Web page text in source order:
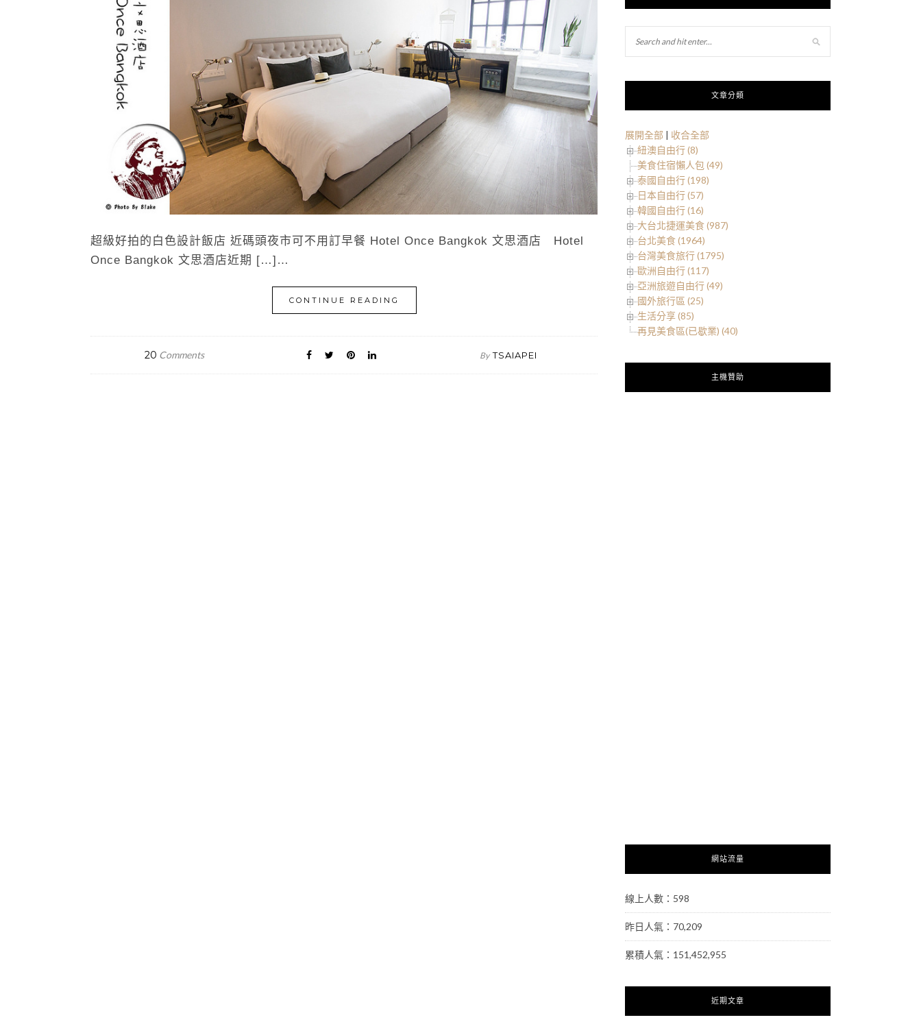
超級好拍的白色設計飯店 近碼頭夜市可不用訂早餐 Hotel Once Bangkok 文思酒店 Hotel
Once Bangkok 文思酒店近期 […]…
CONTINUE READING
20 Comments By TSAIAPEI
文章分類
展開全部 | 收合全部
紐澳自由行 (8)
美食住宿懶人包 (49)
泰國自由行 (198)
日本自由行 (57)
韓國自由行 (16)
大台北捷運美食 (987)
台北美食 (1964)
台灣美食旅行 (1795)
歐洲自由行 (117)
亞洲旅遊自由行 (49)
國外旅行區 (25)
生活分享 (85)
再見美食區(已歇業) (40)
主機贊助
網站流量
線上人數：598
昨日人氣：70,209
累積人氣：151,452,955
近期文章